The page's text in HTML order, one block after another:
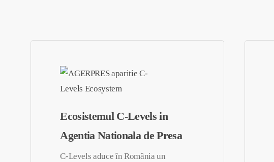
Ecosistemul C-Levels in
Agentia Nationala de Presa
C-Levels aduce în România un